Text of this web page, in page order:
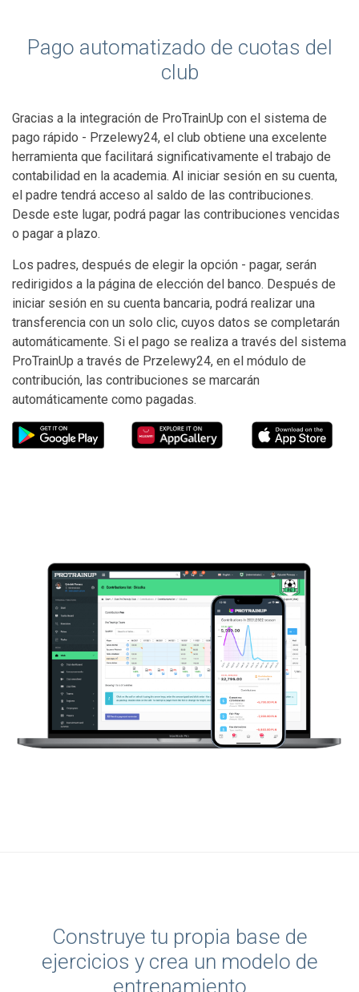
Pago automatizado de cuotas del
club
Gracias a la integración de ProTrainUp con el sistema de
pago rápido - Przelewy24, el club obtiene una excelente
herramienta que facilitará significativamente el trabajo de
contabilidad en la academia. Al iniciar sesión en su cuenta,
el padre tendrá acceso al saldo de las contribuciones.
Desde este lugar, podrá pagar las contribuciones vencidas
o pagar a plazo.
Los padres, después de elegir la opción - pagar, serán
redirigidos a la página de elección del banco. Después de
iniciar sesión en su cuenta bancaria, podrá realizar una
transferencia con un solo clic, cuyos datos se completarán
automáticamente. Si el pago se realiza a través del sistema
ProTrainUp a través de Przelewy24, en el módulo de
contribución, las contribuciones se marcarán
automáticamente como pagadas.
Construye tu propia base de
ejercicios y crea un modelo de
entrenamiento